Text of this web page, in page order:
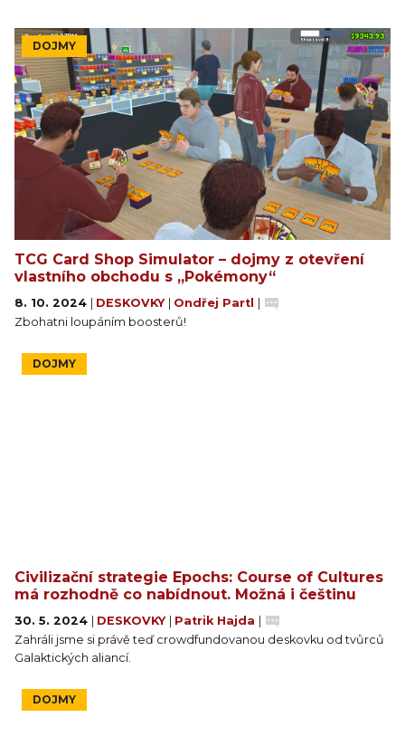
DOJMY
TCG Card Shop Simulator – dojmy z otevření
vlastního obchodu s „Pokémony“
8. 10. 2024 DESKOVKY Ondřej Partl
Zbohatni loupáním boosterů!
DOJMY
Civilizační strategie Epochs: Course of Cultures
má rozhodně co nabídnout. Možná i češtinu
30. 5. 2024 DESKOVKY Patrik Hajda
Zahráli jsme si právě teď crowdfundovanou deskovku od tvůrců
Galaktických aliancí.
DOJMY